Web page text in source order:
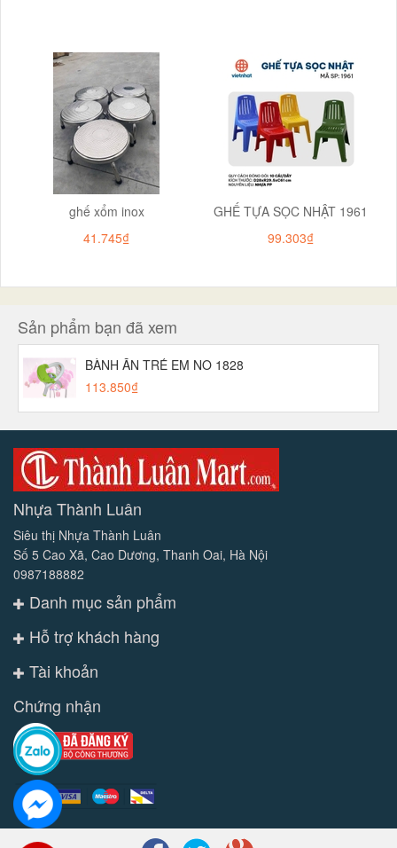
ghế xổm inox
41.745₫
GHẾ TỰA SỌC NHẬT 1961
99.303₫
Sản phẩm bạn đã xem
BÀNH ĂN TRẺ EM NO 1828
113.850₫
Nhựa Thành Luân
Siêu thị Nhựa Thành Luân
Số 5 Cao Xã, Cao Dương, Thanh Oai, Hà Nội
0987188882
Danh mục sản phẩm
Hỗ trợ khách hàng
Tài khoản
Chứng nhận